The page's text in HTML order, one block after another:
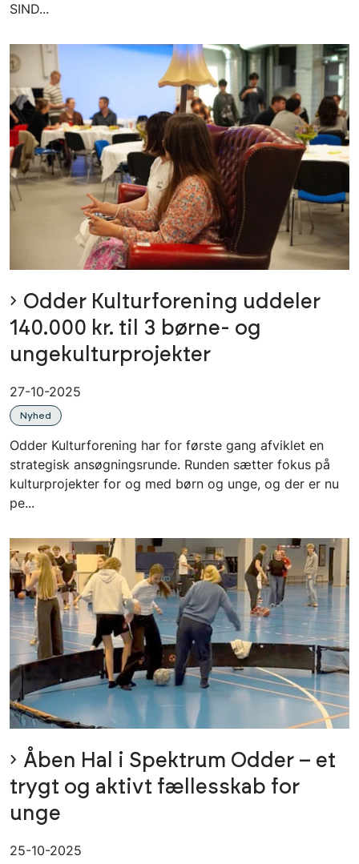
SIND...
Odder Kulturforening uddeler
140.000 kr. til 3 børne- og
ungekulturprojekter
27-10-2025
Nyhed
Odder Kulturforening har for første gang afviklet en
strategisk ansøgningsrunde. Runden sætter fokus på
kulturprojekter for og med børn og unge, og der er nu
pe...
Åben Hal i Spektrum Odder – et
trygt og aktivt fællesskab for
unge
25-10-2025